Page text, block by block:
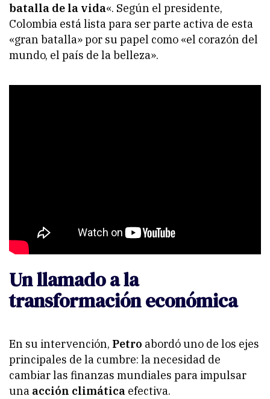
batalla de la vida«. Según el presidente,
Colombia está lista para ser parte activa de esta
«gran batalla» por su papel como «el corazón del
mundo, el país de la belleza».
Un llamado a la
transformación económica
En su intervención, Petro abordó uno de los ejes
principales de la cumbre: la necesidad de
cambiar las finanzas mundiales para impulsar
una acción climática efectiva.